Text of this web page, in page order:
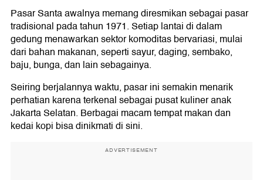
Pasar Santa awalnya memang diresmikan sebagai pasar
tradisional pada tahun 1971. Setiap lantai di dalam
gedung menawarkan sektor komoditas bervariasi, mulai
dari bahan makanan, seperti sayur, daging, sembako,
baju, bunga, dan lain sebagainya.
Seiring berjalannya waktu, pasar ini semakin menarik
perhatian karena terkenal sebagai pusat kuliner anak
Jakarta Selatan. Berbagai macam tempat makan dan
kedai kopi bisa dinikmati di sini.
ADVERTISEMENT